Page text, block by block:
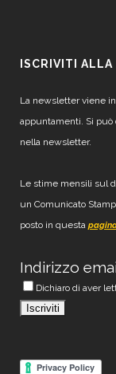
ISCRIVITI
La newsletter viene
appuntamenti. Si
nella newsletter.
Le stime mensili sul
un Comunicato
posto in questa
Indirizzo
Dichiaro di aver